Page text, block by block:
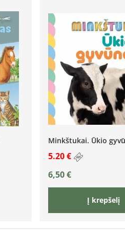
Minkštukai. Ūkio
5.20 €
6,50€
Į krepšelį